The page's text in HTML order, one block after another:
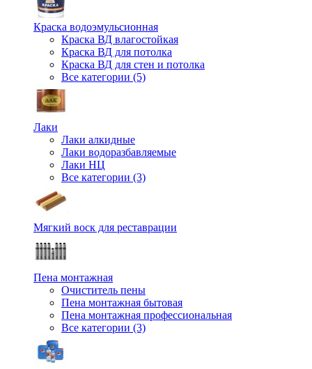
Краска водоэмульсионная
Краска ВД влагостойкая
Краска ВД для потолка
Краска ВД для стен и потолка
Все категории (5)
Лаки
Лаки алкидные
Лаки водоразбавляемые
Лаки НЦ
Все категории (3)
Мягкий воск для реставрации
Пена монтажная
Очиститель пены
Пена монтажная бытовая
Пена монтажная профессиональная
Все категории (3)